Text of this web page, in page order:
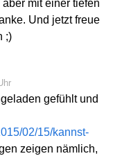
mit einer tiefen
Und jetzt freue
;)
gefühlt und
02/15/kannst-
zeigen nämlich,